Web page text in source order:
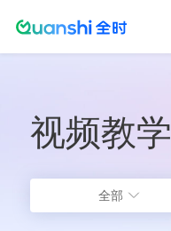
视频教学
全部